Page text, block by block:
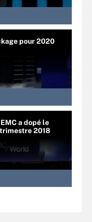
pour 2020
a dopé le
2018